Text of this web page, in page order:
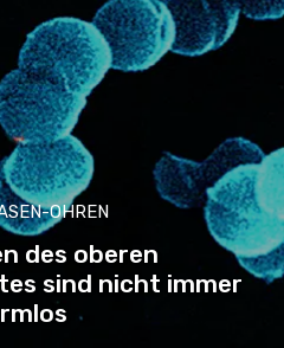
OHREN
des oberen
sind nicht immer